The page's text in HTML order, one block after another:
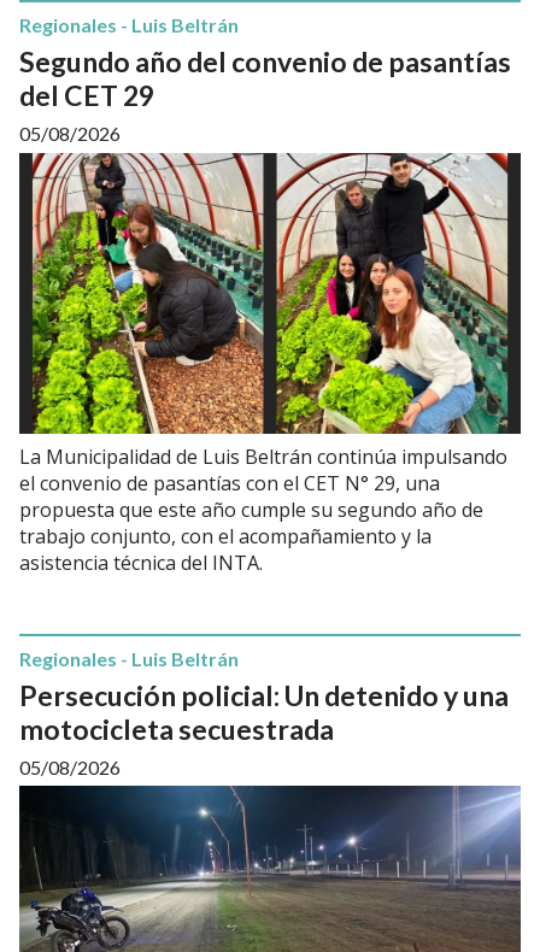
Segundo año del convenio de pasantías
del CET 29
Regionales - Luis Beltrán
05/08/2026
La Municipalidad de Luis Beltrán continúa impulsando
el convenio de pasantías con el CET N° 29, una
propuesta que este año cumple su segundo año de
trabajo conjunto, con el acompañamiento y la
asistencia técnica del INTA.
Persecución policial: Un detenido y una
motocicleta secuestrada
Regionales - Luis Beltrán
05/08/2026